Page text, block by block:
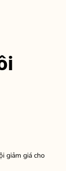
giảm giá cho